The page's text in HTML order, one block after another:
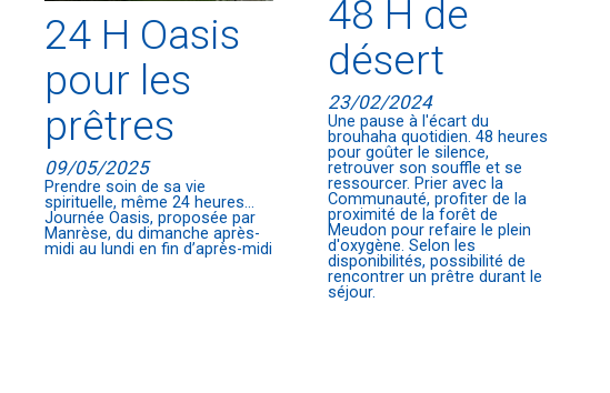
24 H Oasis
pour les
prêtres
09/05/2025
Prendre soin de sa vie
spirituelle, même 24 heures...
Journée Oasis, proposée par
Manrèse, du dimanche après-
midi au lundi en fin d’après-midi
48 H de
désert
23/02/2024
Une pause à l'écart du
brouhaha quotidien. 48 heures
pour goûter le silence,
retrouver son souffle et se
ressourcer. Prier avec la
Communauté, profiter de la
proximité de la forêt de
Meudon pour refaire le plein
d'oxygène. Selon les
disponibilités, possibilité de
rencontrer un prêtre durant le
séjour.